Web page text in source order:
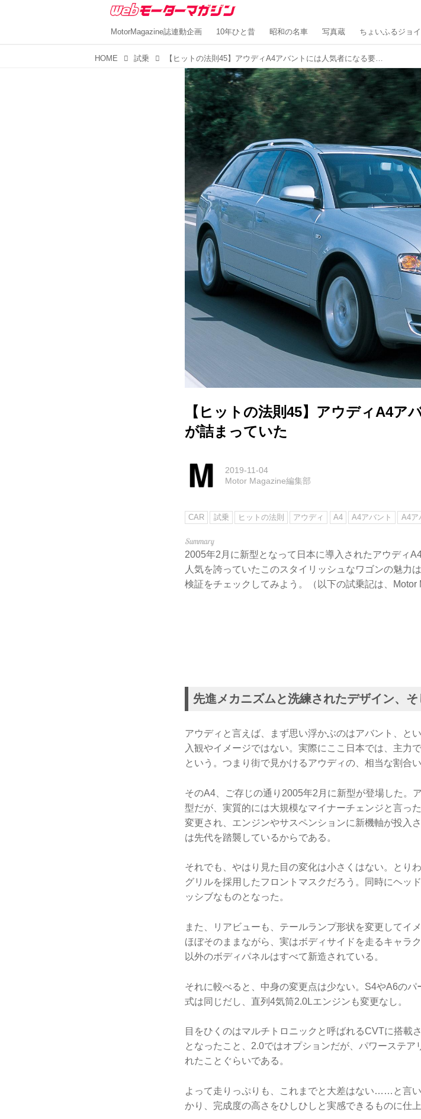
MotorMagazine誌連動企画 10年ひと昔 昭和の名車 写真蔵 ちょいふるジョ
HOME 試乗 【ヒットの法則45】アウディA4アバントには人気者になる要素が詰まっていた
【ヒットの法則45】アウディA4ア
が詰まっていた
2019-11-04
Motor Magazine編集部
CAR 試乗 ヒットの法則 アウディ A4 A4アバント A4ア
2005年2月に新型となって日本に導入されたアウディ
人気を誇っていたこのスタイリッシュなワゴンの魅力
検証をチェックしてみよう。（以下の試乗記は、Motor
先進メカニズムと洗練されたデザイン、
アウディと言えば、まず思い浮かぶのはアバント、と
入観やイメージではない。実際にここ日本では、主力
という。つまり街で見かけるアウディの、相当な割合
そのA4、ご存じの通り2005年2月に新型が登場した。
型だが、実質的には大規模なマイナーチェンジと言っ
変更され、エンジンやサスペンションに新機軸が投入
は先代を踏襲しているからである。
それでも、やはり見た目の変化は小さくはない。とり
グリルを採用したフロントマスクだろう。同時にヘッ
ッシブなものとなった。
また、リアビューも、テールランプ形状を変更してイ
ほぼそのままながら、実はボディサイドを走るキャラ
以外のボディパネルはすべて新造されている。
それに較べると、中身の変更点は少ない。S4やA6の
式は同じだし、直列4気筒2.0Lエンジンも変更なし。
目をひくのはマルチトロニックと呼ばれるCVTに搭載
となったこと、2.0ではオプションだが、パワーステ
れたことぐらいである。
よって走りっぷりも、これまでと大差はない……と言
かり、完成度の高さをひしひしと実感できるものに仕上